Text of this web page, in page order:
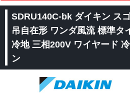
SDRU140C-bk ダイキン ス
吊自在形 ワンダ風流 標準タ
冷地 三相200V ワイヤード
ン